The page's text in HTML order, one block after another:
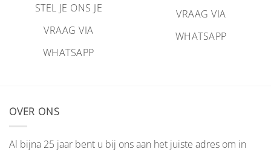
STEL JE ONS JE
VRAAG VIA
WHATSAPP
VRAAG VIA
WHATSAPP
OVER ONS
Al bijna 25 jaar bent u bij ons aan het juiste adres om in